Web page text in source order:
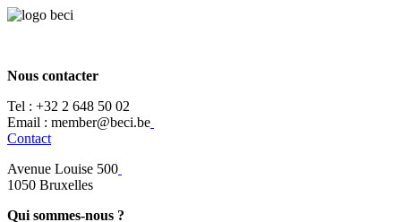
Nous contacter
Tel : +32 2 648 50 02​
​​Email : member@beci.be
Contact
Avenue Louise 500
​1050 Bruxelles
Qui sommes-nous ?